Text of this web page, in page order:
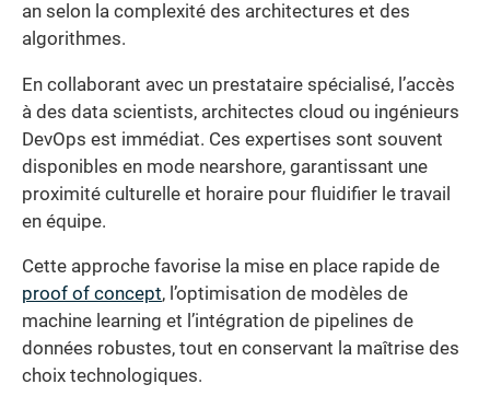
an selon la complexité des architectures et des
algorithmes.
En collaborant avec un prestataire spécialisé, l’accès
à des data scientists, architectes cloud ou ingénieurs
DevOps est immédiat. Ces expertises sont souvent
disponibles en mode nearshore, garantissant une
proximité culturelle et horaire pour fluidifier le travail
en équipe.
Cette approche favorise la mise en place rapide de
proof of concept, l’optimisation de modèles de
machine learning et l’intégration de pipelines de
données robustes, tout en conservant la maîtrise des
choix technologiques.